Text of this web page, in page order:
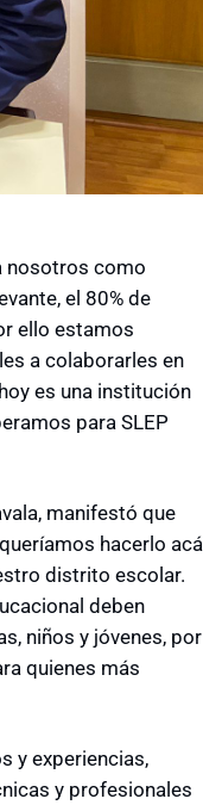
nosotros como
el 80% de
ello estamos
a colaborarles en
es una institución
para SLEP
manifestó que
hacerlo acá
distrito escolar.
deben
niños y jóvenes, por
quienes más
y experiencias,
y profesionales